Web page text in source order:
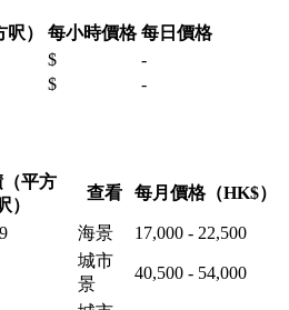
） 每小時價格 每日價格
$
-
$ -
平方
）
查看 每月價格（HK$）
海景 17,000 - 22,500
城市
景
40,500 - 54,000